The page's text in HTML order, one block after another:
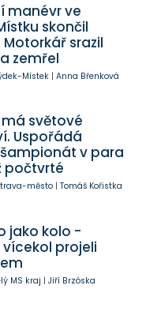
manévr ve
skončil
srazil
zemřel
Místek| Anna Břenková
světové
Uspořádá
v para
počtvrté
město| Tomáš Kořistka
jako kolo -
projeli
MS kraj | Jiří Brzóska